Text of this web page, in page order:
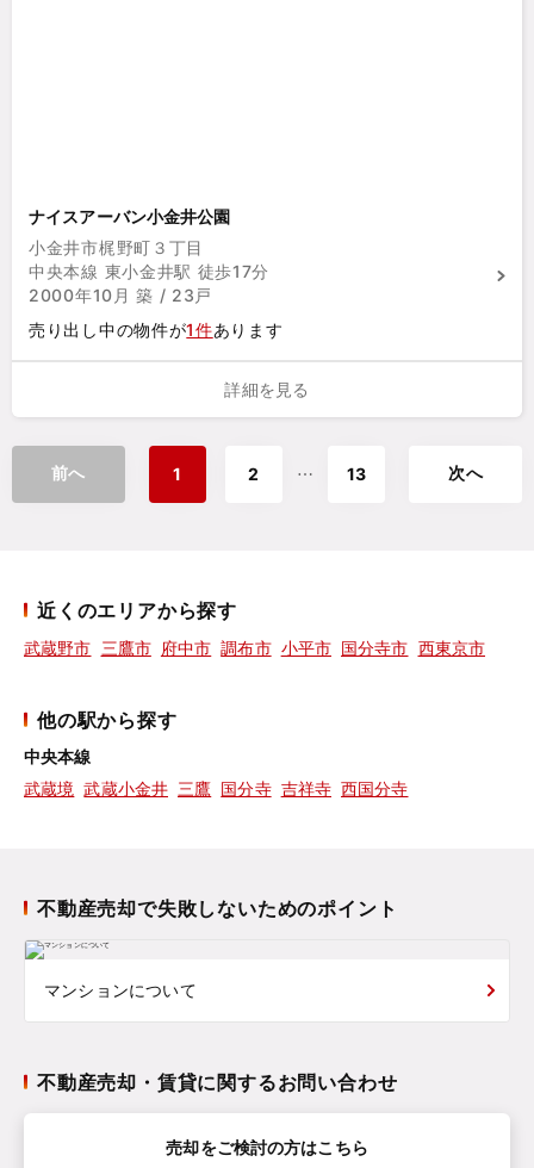
ナイスアーバン小金井公園
小金井市梶野町３丁目
中央本線 東小金井駅 徒歩17分
2000年10月 築 / 23戸
売り出し中の物件が1件あります
詳細を見る
前へ 1 2 ⋯ 13 次へ
近くのエリアから探す
武蔵野市 三鷹市 府中市 調布市 小平市 国分寺市 西東京市
他の駅から探す
中央本線
武蔵境 武蔵小金井 三鷹 国分寺 吉祥寺 西国分寺
不動産売却で失敗しないためのポイント
マンションについて
不動産売却・賃貸に関するお問い合わせ
売却をご検討の方はこちら